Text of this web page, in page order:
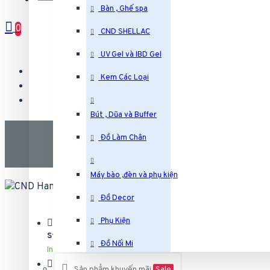
Bàn , Ghế spa
CND SHELLAC
UV Gel và IBD Gel
Kem Các Loại
Bút , Dũa và Buffer
Đồ Làm Chân
Máy bào ,đèn và phụ kiện
Đồ Decor
Phụ Kiện
Đồ Nối Mi
0
CND Hand &
Stock:
In Stock
Model: k17